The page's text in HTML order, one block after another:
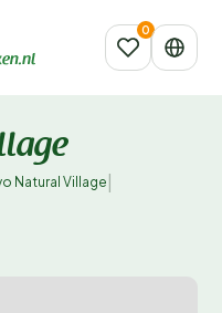
Natural Village